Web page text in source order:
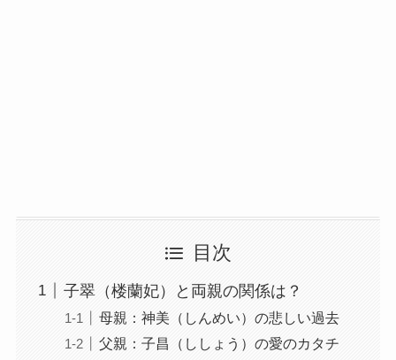
目次
子翠（楼蘭妃）と両親の関係は？
母親：神美（しんめい）の悲しい過去
父親：子昌（ししょう）の愛のカタチ